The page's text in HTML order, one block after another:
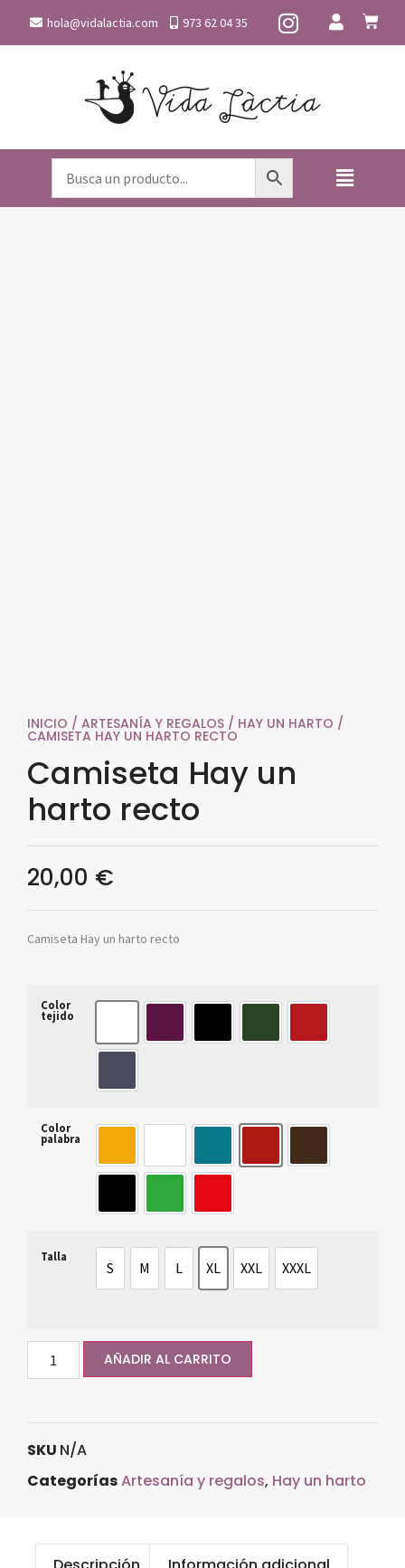
hola@vidalactia.com 973 62 04 35
INICIO / ARTESANÍA Y REGALOS / HAY UN HARTO /
CAMISETA HAY UN HARTO RECTO
Camiseta Hay un
harto recto
20,00 €
Camiseta Hay un harto recto
Color
tejido
Color
palabra
Talla
S M L XL XXL XXXL
AÑADIR AL CARRITO
SKU N/A
CategoríasArtesanía y regalos, Hay un harto